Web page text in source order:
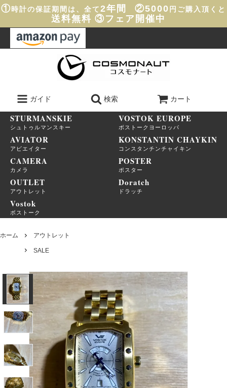
① 時計の保証期間は、全て2年間 ②5000 円ご購入頂くと
送料無料 ③フェア開催中
ガイド 検索 カート
STURMANSKIE
シュトゥルマンスキー
VOSTOK EUROPE
ボストークヨーロッパ
AVIATOR
アビエイター
KONSTANTIN CHAYKIN
コンスタンチンチャイキン
CAMERA
カメラ
POSTER
ポスター
OUTLET
アウトレット
Doratch
ドラッチ
Vostok
ボストーク
ホーム アウトレット
SALE